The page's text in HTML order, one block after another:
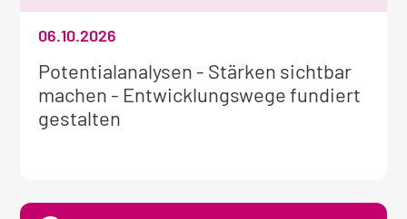
Weitere
Informationen
zum
Potentialanalysen - Stärken sichtbar
machen - Entwicklungswege fundiert
gestalten
06.10.2026